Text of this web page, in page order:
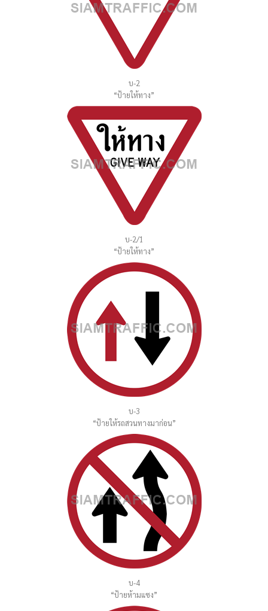
บ-2
“ป้ายให้ทาง”
บ-2/1
“ป้ายให้ทาง”
บ-3
“ป้ายให้รถสวนทางมาก่อน”
บ-4
“ป้ายห้ามแซง”